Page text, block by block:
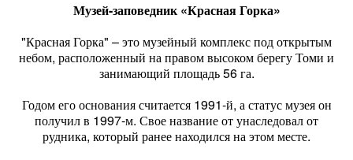
Музей-заповедник «Красная Горка»
"Красная Горка" – это музейный комплекс под открытым
небом, расположенный на правом высоком берегу Томи и
занимающий площадь 56 га.
Годом его основания считается 1991-й, а статус музея он
получил в 1997-м. Свое название от унаследовал от
рудника, который ранее находился на этом месте.